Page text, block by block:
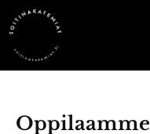
Hyppää pääsisältöön